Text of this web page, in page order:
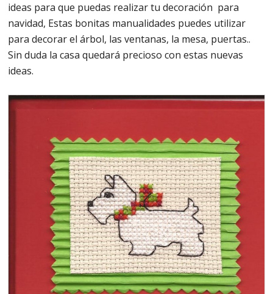
ideas para que puedas realizar tu decoración para
navidad, Estas bonitas manualidades puedes utilizar
para decorar el árbol, las ventanas, la mesa, puertas..
Sin duda la casa quedará precioso con estas nuevas
ideas.